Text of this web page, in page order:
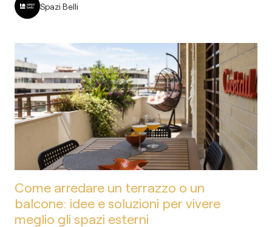
Spazi Belli
Come arredare un terrazzo o un
balcone: idee e soluzioni per vivere
meglio gli spazi esterni